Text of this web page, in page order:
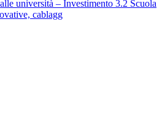
università – Investimento 3.2 Scuola
cablagg